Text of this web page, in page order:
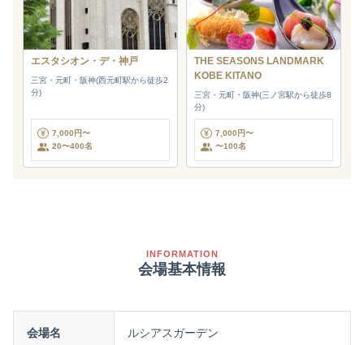
エスタシオン・デ・神戸
三宮・元町・阪神(西元町駅から徒歩2
分)
7,000円〜
20〜400名
THE SEASONS LANDMARK
KOBE KITANO
三宮・元町・阪神(三ノ宮駅から徒歩8
分)
7,000円〜
〜100名
INFORMATION
会場基本情報
会場名 ルシアスガーデン